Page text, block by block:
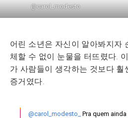
@carol_modesto
어린 소년은 자신이 알아봐지자
체할 수 없이 눈물을 터뜨렸다.
가 사람들이 생각하는 것보다 훨
증거였다.
@carol_modesto_ Pra quem ainda